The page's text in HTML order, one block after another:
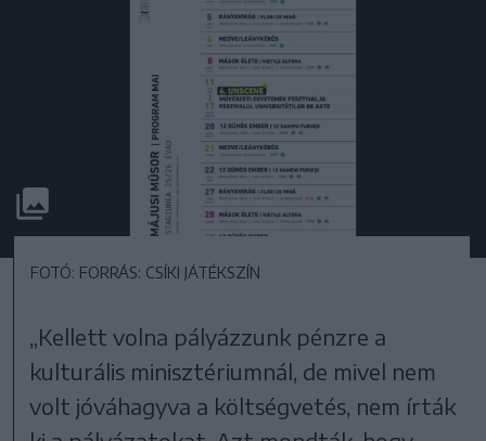
FOTÓ: FORRÁS: CSÍKI JÁTÉKSZÍN
„Kellett volna pályázzunk pénzre a
kulturális minisztériumnál, de mivel nem
volt jóváhagyva a költségvetés, nem írták